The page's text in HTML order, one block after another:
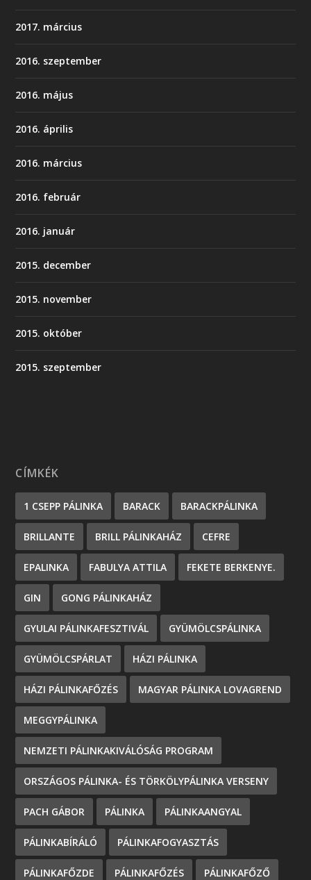
2017. március
2016. szeptember
2016. május
2016. április
2016. március
2016. február
2016. január
2015. december
2015. november
2015. október
2015. szeptember
CÍMKÉK
1 CSEPP PÁLINKA BARACK BARACKPÁLINKA
BRILLANTE BRILL PÁLINKAHÁZ CEFRE
EPALINKA FABULYA ATTILA FEKETE BERKENYE.
GIN GONG PÁLINKAHÁZ
GYULAI PÁLINKAFESZTIVÁL GYÜMÖLCSPÁLINKA
GYÜMÖLCSPÁRLAT HÁZI PÁLINKA
HÁZI PÁLINKAFŐZÉS MAGYAR PÁLINKA LOVAGREND
MEGGYPÁLINKA
NEMZETI PÁLINKAKIVÁLÓSÁG PROGRAM
ORSZÁGOS PÁLINKA- ÉS TÖRKÖLYPÁLINKA VERSENY
PACH GÁBOR PÁLINKA PÁLINKAANGYAL
PÁLINKABÍRÁLÓ PÁLINKAFOGYASZTÁS
PÁLINKAFŐZDE PÁLINKAFŐZÉS PÁLINKAFŐZŐ